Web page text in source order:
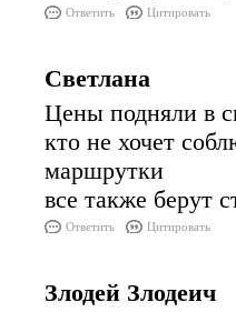
Ответить Цитировать
Светлана
Цены подняли в
кто не хочет
все также берут
Ответить Цитировать
Злодей Злодеич